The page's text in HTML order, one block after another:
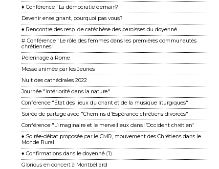
♦ Conférence "La démocratie demain?"
Devenir enseignant, pourquoi pas vous?
♦ Rencontre des resp. de catéchèse des paroisses du doyenné
# Conférence "Le rôle des femmes dans les premières communautés
chrétiennes"
Pèlerinage à Rome
Messe animée par les Jeunes
Nuit des cathédrales 2022
Journée "Intériorité dans la nature"
Conférence "État des lieux du chant et de la musique liturgiques"
Soirée de partage avec "Chemins d'Espérance chrétiens divorcés"
Conférence "L’imaginaire et le merveilleux dans l’Occident chrétien"
♦ Soirée-débat proposée par le CMR, mouvement des Chrétiens dans le
Monde Rural
♦ Confirmations dans le doyenné (1)
Glorious en concert à Montbéliard